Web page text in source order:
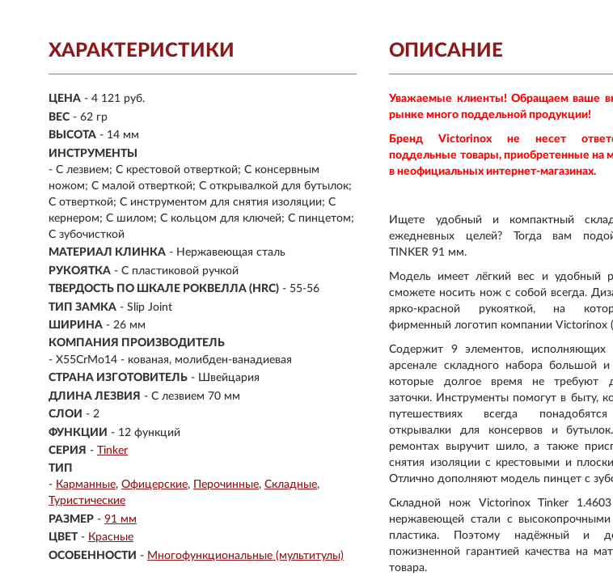
ХАРАКТЕРИСТИКИ
ЦЕНА - 4 121 руб.
ВЕС - 62 гр
ВЫСОТА - 14 мм
ИНСТРУМЕНТЫ
- С лезвием; С крестовой отверткой; С консервным
ножом; С малой отверткой; С открывалкой для бутылок;
С отверткой; С инструментом для снятия изоляции; С
кернером; С шилом; С кольцом для ключей; С пинцетом;
С зубочисткой
МАТЕРИАЛ КЛИНКА - Нержавеющая сталь
РУКОЯТКА - С пластиковой ручкой
ТВЕРДОСТЬ ПО ШКАЛЕ РОКВЕЛЛА (HRC) - 55-56
ТИП ЗАМКА - Slip Joint
ШИРИНА - 26 мм
КОМПАНИЯ ПРОИЗВОДИТЕЛЬ
- X55CrMo14 - кованая, молибден-ванадиевая
СТРАНА ИЗГОТОВИТЕЛЬ - Швейцария
ДЛИНА ЛЕЗВИЯ - С лезвием 70 мм
СЛОИ - 2
ФУНКЦИИ - 12 функций
СЕРИЯ - Tinker
ТИП
- Карманные Офицерские Перочинные Складные
Туристические
РАЗМЕР - 91 мм
ЦВЕТ - Красные
ОСОБЕННОСТИ - Многофункциональные (мультитулы)
ОПИСАНИЕ
Уважаемые клиенты! Обращаем ваше
рынке много поддельной продукции!
Бренд Victorinox не несет
поддельные товары, приобретенные на
в неофициальных интернет-магазинах.
Ищете удобный и компактный
ежедневных целей? Тогда вам
TINKER 91 мм.
Модель имеет лёгкий вес и удобный
сможете носить нож с собой всегда.
ярко-красной рукояткой, на
фирменный логотип компании Victorinox
Содержит 9 элементов,
арсенале складного набора большой
которые долгое время не требуют
заточки. Инструменты помогут в быту,
путешествиях всегда
открывалки для консервов и
ремонтах выручит шило, а также
снятия изоляции с крестовыми и
Отлично дополняют модель пинцет с
Складной нож Victorinox Tinker 1.4603
нержавеющей стали с
пластика. Поэтому надёжный и
пожизненной гарантией качества на
товара.